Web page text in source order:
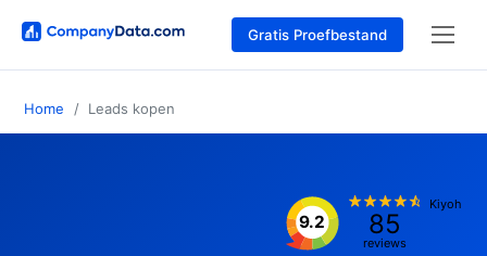
Gratis Proefbestand
Home Leads kopen
9.2 85
reviews
Kiyoh